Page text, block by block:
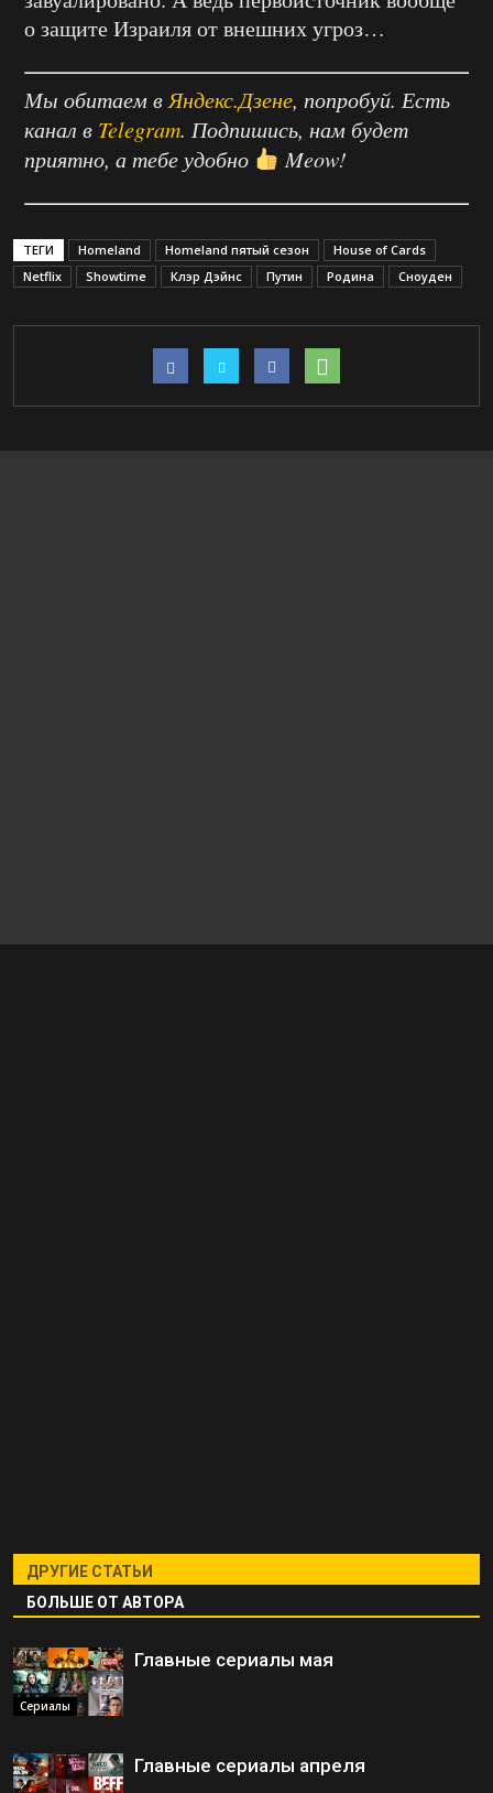
о защите Израиля от внешних угроз…
Мы обитаем в Яндекс.Дзене, попробуй. Есть
канал в Telegram. Подпишись, нам будет
приятно, а тебе удобно
Meow!
ТЕГИ Homeland Homeland пятый сезон
House of Cards
Netflix
Showtime Клэр Дэйнс Путин Родина Сноуден
ДРУГИЕ СТАТЬИ
БОЛЬШЕ ОТ АВТОРА
Сериалы
Главные сериалы мая
Главные сериалы апреля